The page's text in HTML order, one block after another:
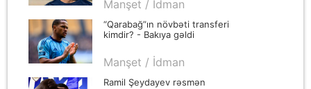
Manşet / İdman
“Qarabağ”ın növbəti transferi
kimdir? - Bakıya gəldi
Manşet / İdman
Ramil Şeydayev rəsmən